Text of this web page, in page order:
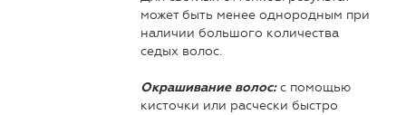
может быть менее однородным при
наличии большого количества
седых волос.
Окрашивание волос:с помощью
кисточки или расчески быстро